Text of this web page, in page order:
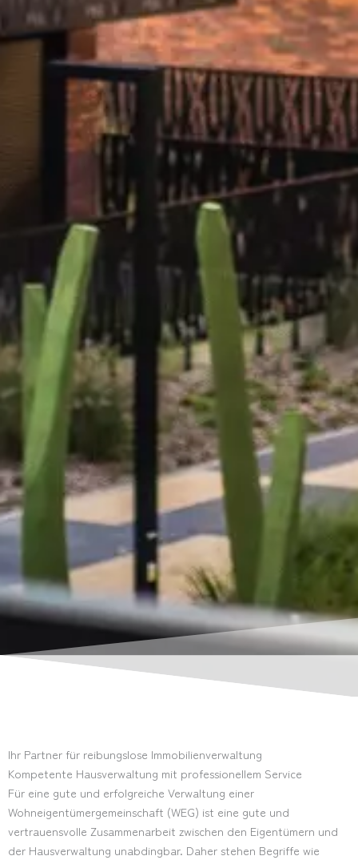
Ihr Partner für reibungslose Immobilienverwaltung
Kompetente Hausverwaltung mit professionellem Service
Für eine gute und erfolgreiche Verwaltung einer
Wohneigentümergemeinschaft (WEG) ist eine gute und
vertrauensvolle Zusammenarbeit zwischen den Eigentümern und
der Hausverwaltung unabdingbar. Daher stehen Begriffe wie